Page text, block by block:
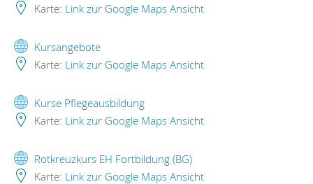
Karte: Link zur Google Maps Ansicht
Kursangebote
Karte: Link zur Google Maps Ansicht
Kurse Pflegeausbildung
Karte: Link zur Google Maps Ansicht
Rotkreuzkurs EH Fortbildung (BG)
Karte: Link zur Google Maps Ansicht